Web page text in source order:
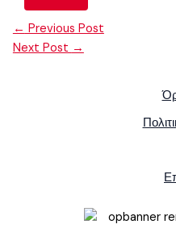
← Previous Post
Next Post →